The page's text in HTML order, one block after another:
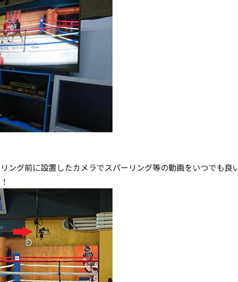
ング前に設置したカメラでスパーリング等の動画をいつでも良